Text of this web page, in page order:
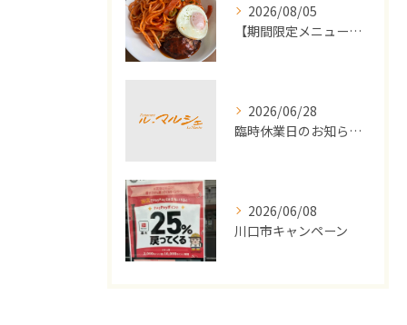
2026/08/05
【期間限定メニュー】洋食屋さんのナポリタンとミニハンバーグ
2026/06/28
臨時休業日のお知らせ（2026年7月）
2026/06/08
川口市キャンペーン